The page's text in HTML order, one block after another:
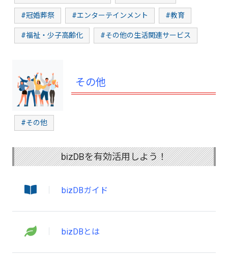
#冠婚葬祭 #エンターテインメント #教育
#福祉・少子高齢化 #その他の生活関連サービス
その他
#その他
bizDBを有効活用しよう！
bizDBガイド
bizDBとは